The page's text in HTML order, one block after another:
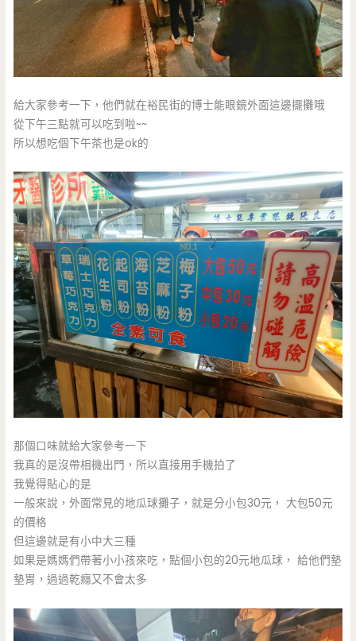
給大家參考一下，他們就在裕民街的博士能眼鏡外面這邊擺攤哦
從下午三點就可以吃到啦~~
所以想吃個下午茶也是ok的
那個口味就給大家參考一下
我真的是沒帶相機出門，所以直接用手機拍了
我覺得貼心的是
一般來說，外面常見的地瓜球攤子，就是分小包30元， 大包50元
的價格
但這邊就是有小中大三種
如果是媽媽們帶著小小孩來吃，點個小包的20元地瓜球， 給他們墊
墊胃，過過乾癮又不會太多